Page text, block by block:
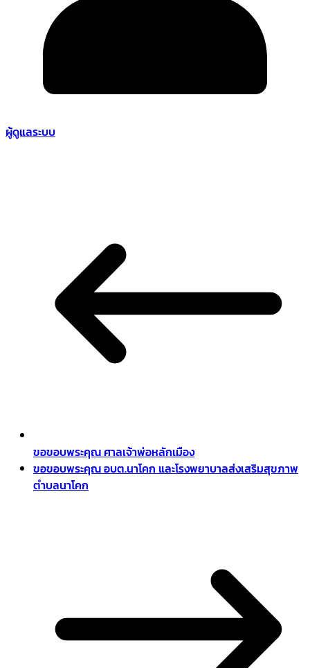
ผู้ดูแลระบบ
ขอขอบพระคุณ ศาลเจ้าพ่อหลักเมือง
ขอขอบพระคุณ อบต.นาโคก และโรงพยาบาลส่งเสริมสุขภาพ
ตำบลนาโคก